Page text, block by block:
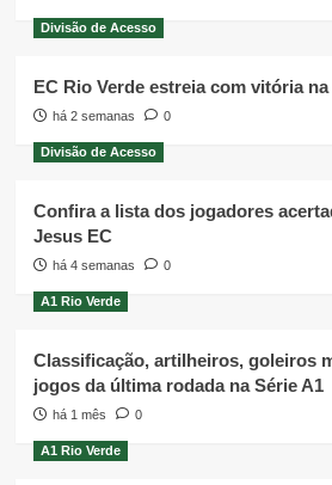
Divisão de Acesso
EC Rio Verde estreia com vitória
há 2 semanas 0
Divisão de Acesso
Confira a lista dos jogadores
Jesus EC
há 4 semanas 0
A1 Rio Verde
Classificação, artilheiros, goleiros
jogos da última rodada na Série A1
há 1 mês 0
A1 Rio Verde